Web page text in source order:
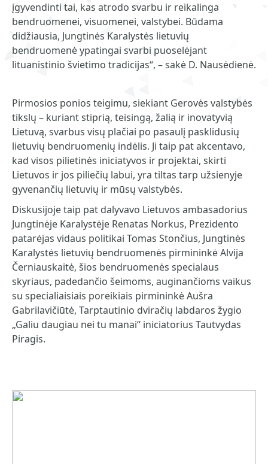
įgyvendinti tai, kas atrodo svarbu ir reikalinga
bendruomenei, visuomenei, valstybei. Būdama
didžiausia, Jungtinės Karalystės lietuvių
bendruomenė ypatingai svarbi puoselėjant
lituanistinio švietimo tradicijas“, – sakė D. Nausėdienė.
Pirmosios ponios teigimu, siekiant Gerovės valstybės
tikslų – kuriant stiprią, teisingą, žalią ir inovatyvią
Lietuvą, svarbus visų plačiai po pasaulį pasklidusių
lietuvių bendruomenių indėlis. Ji taip pat akcentavo,
kad visos pilietinės iniciatyvos ir projektai, skirti
Lietuvos ir jos piliečių labui, yra tiltas tarp užsienyje
gyvenančių lietuvių ir mūsų valstybės.
Diskusijoje taip pat dalyvavo Lietuvos ambasadorius
Jungtinėje Karalystėje Renatas Norkus, Prezidento
patarėjas vidaus politikai Tomas Stončius, Jungtinės
Karalystės lietuvių bendruomenės pirmininkė Alvija
Černiauskaitė, šios bendruomenės specialaus
skyriaus, padedančio šeimoms, auginančioms vaikus
su specialiaisiais poreikiais pirmininkė Aušra
Gabrilavičiūtė, Tarptautinio dviračių labdaros žygio
„Galiu daugiau nei tu manai“ iniciatorius Tautvydas
Piragis.